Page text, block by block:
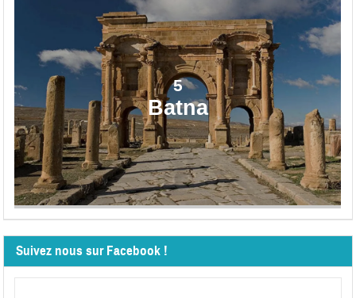
5
Batna
Suivez nous sur Facebook !